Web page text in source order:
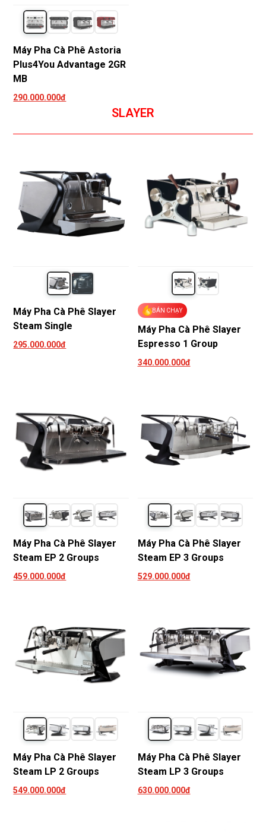
Máy Pha Cà Phê Astoria
Plus4You Advantage 2GR
MB
290.000.000đ
SLAYER
Máy Pha Cà Phê Slayer
Steam Single
295.000.000đ
BÁN CHẠY
Máy Pha Cà Phê Slayer
Espresso 1 Group
340.000.000đ
Máy Pha Cà Phê Slayer
Steam EP 2 Groups
459.000.000đ
Máy Pha Cà Phê Slayer
Steam EP 3 Groups
529.000.000đ
Máy Pha Cà Phê Slayer
Steam LP 2 Groups
549.000.000đ
Máy Pha Cà Phê Slayer
Steam LP 3 Groups
630.000.000đ